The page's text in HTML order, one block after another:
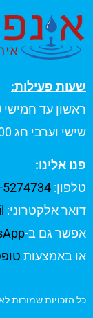
שעות פעילות:
ראשון עד חמישי 07:00-20:00
שישי וערבי חג 07:00-13:00
פנו אלינו:
טלפון: 5274734
דואר אלקטרוני:
אפשר גם ב-
או באמצעות
כל הזכויות שמורות